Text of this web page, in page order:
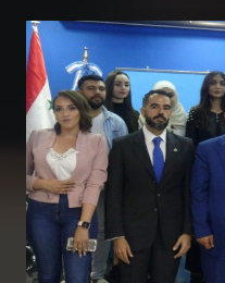
كليات Medicine